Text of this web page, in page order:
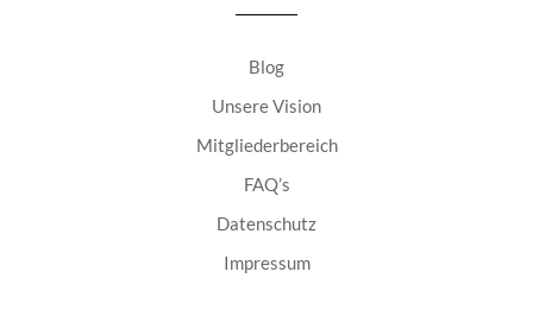
Blog
Unsere Vision
Mitgliederbereich
FAQ’s
Datenschutz
Impressum